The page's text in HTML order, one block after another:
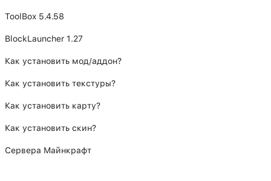
ToolBox 5.4.58
BlockLauncher 1.27
Как установить мод/аддон?
Как установить текстуры?
Как установить карту?
Как установить скин?
Сервера Майнкрафт